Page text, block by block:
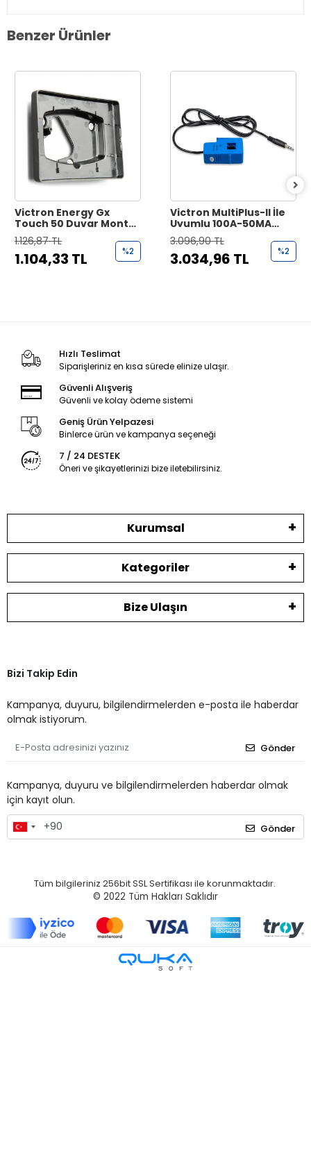
Benzer Ürünler
Victron Energy Gx
Touch 50 Duvar Montaj
Aparatı
1.126,87 TL
1.104,33 TL %2
Victron MultiPlus-II İle
Uyumlu 100A-50MA
Akım Trafosu (5 Metre)
3.096,90 TL
3.034,96 TL %2
Hızlı Teslimat
Siparişleriniz en kısa sürede elinize ulaşır.
Güvenli Alışveriş
Güvenli ve kolay ödeme sistemi
Geniş Ürün Yelpazesi
Binlerce ürün ve kampanya seçeneği
7 / 24 DESTEK
Öneri ve şikayetlerinizi bize iletebilirsiniz.
Kurumsal
Kategoriler
Bize Ulaşın
Bizi Takip Edin
Kampanya, duyuru, bilgilendirmelerden e-posta ile haberdar
olmak istiyorum.
Gönder
Kampanya, duyuru ve bilgilendirmelerden haberdar olmak
için kayıt olun.
Gönder
Tüm bilgileriniz 256bit SSL Sertifikası ile korunmaktadır.
© 2022 Tüm Hakları Saklıdır